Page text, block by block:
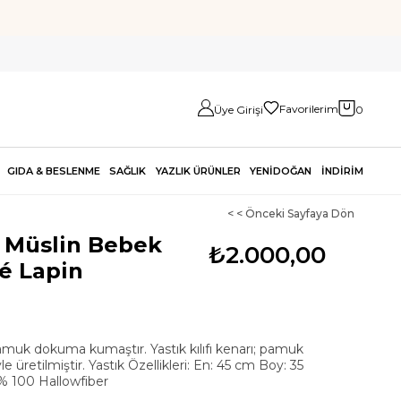
Üye Girişi Favorilerim 0
GIDA & BESLENME SAĞLIK YAZLIK ÜRÜNLER YENİDOĞAN İNDİRİM
< < Önceki Sayfaya Dön
₺2.000,00
Bebek
Lapin
dokuma kumaştır. Yastık kılıfı kenarı; pamuk
üretilmiştir. Yastık Özellikleri: En: 45 cm Boy: 35
100 Hallowfiber